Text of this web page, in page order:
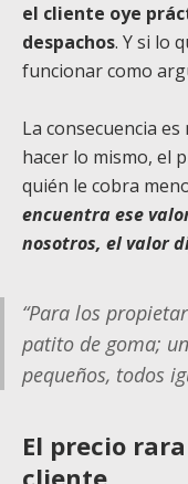
el cliente oye
despachos. Y si lo
funcionar como
La consecuencia
hacer lo mismo, el
quién le cobra
encuentra ese
nosotros, el valor
“Para los
patito de goma;
pequeños, todos
El precio